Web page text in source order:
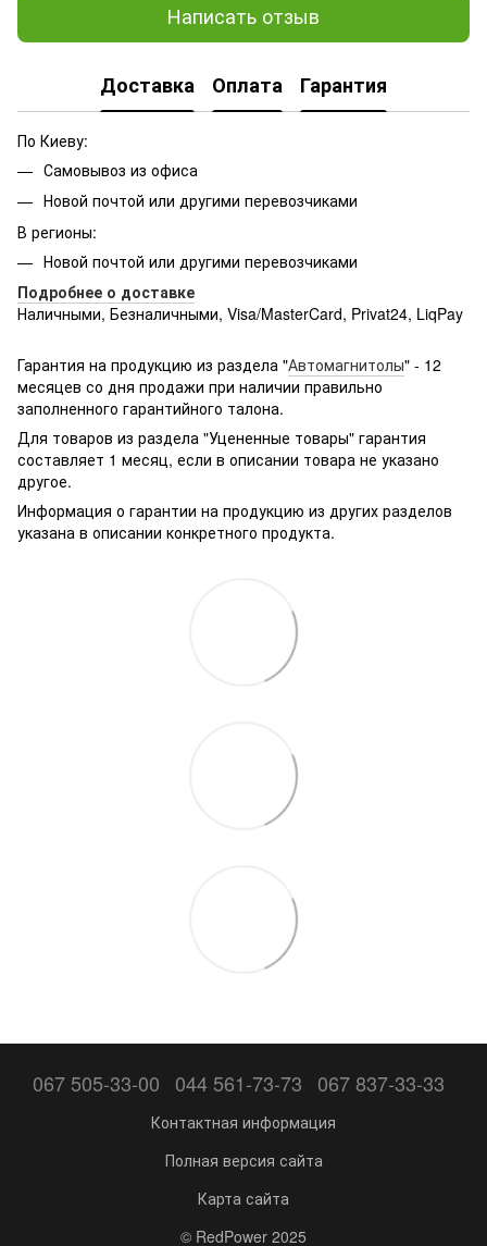
Написать отзыв
Доставка Оплата Гарантия
По Киеву:
Самовывоз из офиса
Новой почтой или другими перевозчиками
В регионы:
Новой почтой или другими перевозчиками
Подробнее о доставке
Наличными, Безналичными, Visa/MasterCard, Privat24, LiqPay
g361hhadsek/p3316040/#
Гарантия на продукцию из раздела "Автомагнитолы" - 12
месяцев со дня продажи при наличии правильно
заполненного гарантийного талона.
Для товаров из раздела "Уцененные товары" гарантия
составляет 1 месяц, если в описании товара не указано
другое.
Информация о гарантии на продукцию из других разделов
указана в описании конкретного продукта.
067 505-33-00 044 561-73-73 067 837-33-33
Контактная информация
Полная версия сайта
Карта сайта
© RedPower 2025